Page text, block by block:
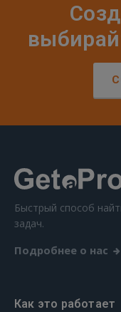
Быстрый способ
задач.
Подробнее о нас
Как это работает